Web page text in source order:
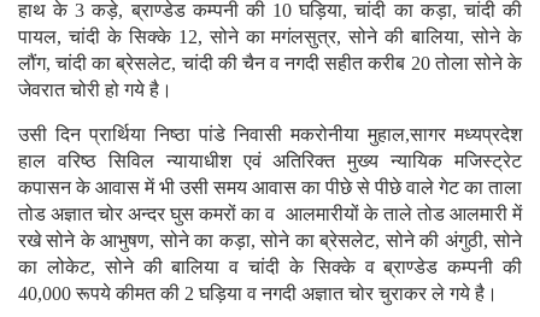
हाथ के 3 कड़े, ब्राण्डेड कम्पनी की 10 घड़िया, चांदी का कड़ा, चांदी की
पायल, चांदी के सिक्के 12, सोने का मगंलसुत्र, सोने की बालिया, सोने के
लौंग, चांदी का ब्रेसलेट, चांदी की चैन व नगदी सहीत करीब 20 तोला सोने के
जेवरात चोरी हो गये है।
उसी दिन प्रार्थिया निष्ठा पांडे निवासी मकरोनीया मुहाल,सागर मध्यप्रदेश
हाल वरिष्ठ सिविल न्यायाधीश एवं अतिरिक्त मुख्य न्यायिक मजिस्ट्रेट
कपासन के आवास में भी उसी समय आवास का पीछे से पीछे वाले गेट का ताला
तोड अज्ञात चोर अन्दर घुस कमरों का व आलमारीयों के ताले तोड आलमारी में
रखे सोने के आभुषण, सोने का कड़ा, सोने का ब्रेसलेट, सोने की अंगुठी, सोने
का लोकेट, सोने की बालिया व चांदी के सिक्के व ब्राण्डेड कम्पनी की
40,000 रूपये कीमत की 2 घड़िया व नगदी अज्ञात चोर चुराकर ले गये है।